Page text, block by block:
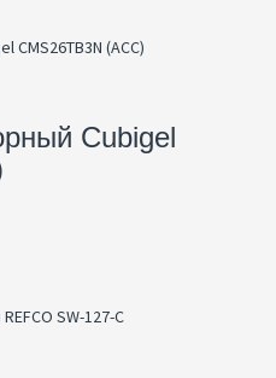
Cubigel